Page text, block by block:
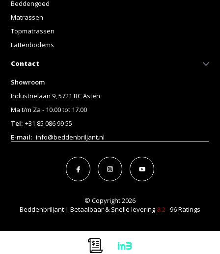
Beddengoed
Matrassen
Topmatrassen
Lattenbodems
Contact
Showroom
Industrielaan 9, 5721 BC Asten
Ma t/m Za - 10.00 tot 17.00
Tel: +31 85 086 99 55
E-mail: info@beddenbriljant.nl
© Copyright 2026
Beddenbriljant | Betaalbaar & Snelle levering 8.2- 96 Ratings